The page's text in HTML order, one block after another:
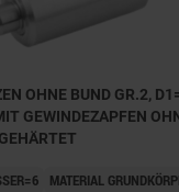
OHNE BUND GR.2,
GEWINDEZAPFEN
MATERIAL